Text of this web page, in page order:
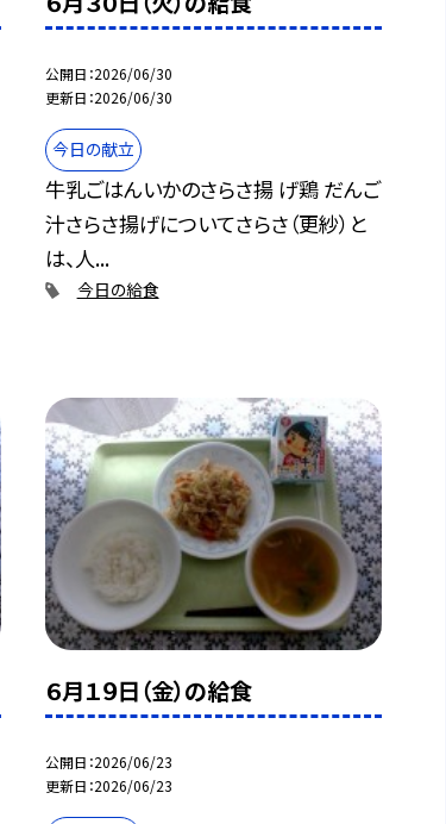
公開日 2026/06/30
更新日 2026/06/30
今日の献立
牛乳ごはんいかのさらさ揚 げ鶏 だんご
汁さらさ揚げについてさらさ（更紗）と
は、人...
今日の給食
６月１９日（金）の給食
公開日 2026/06/23
更新日 2026/06/23